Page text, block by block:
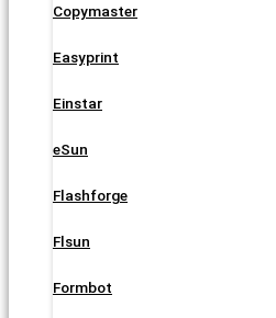
Copymaster
Easyprint
Einstar
eSun
Flashforge
Flsun
Formbot